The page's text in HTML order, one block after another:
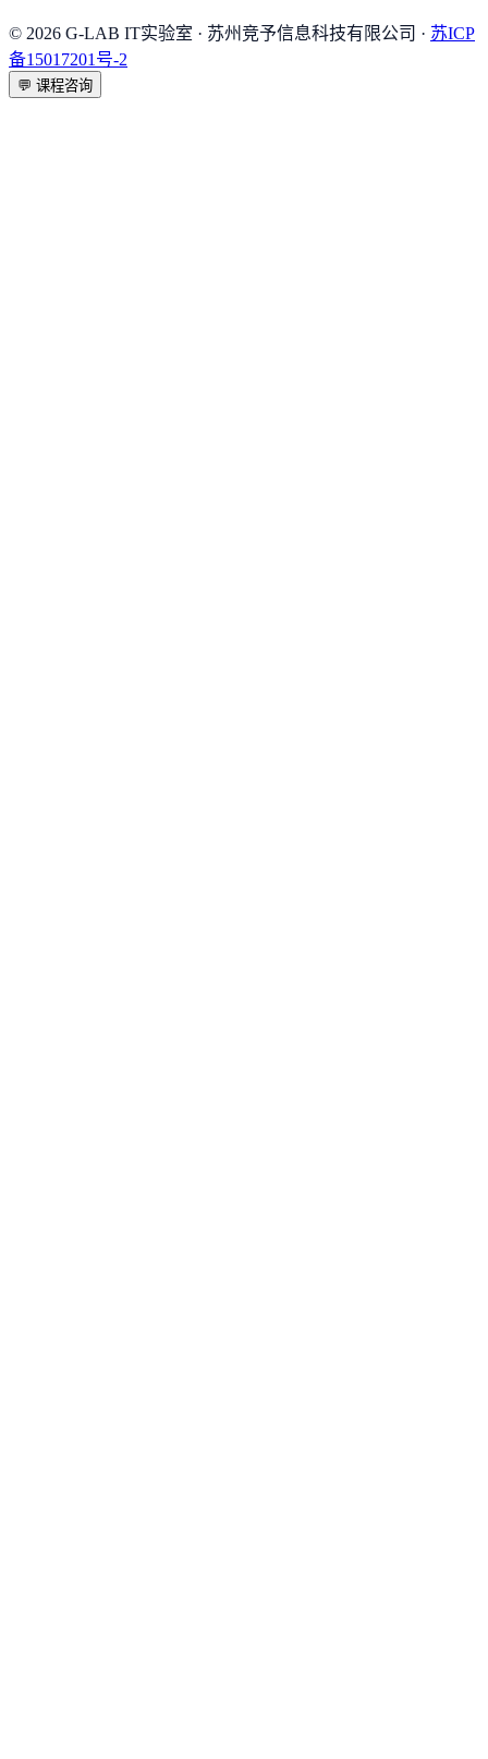
© 2026 G-LAB IT实验室 · 苏州竞予信息科技有限公司 · 苏ICP
备15017201号-2
💬 课程咨询